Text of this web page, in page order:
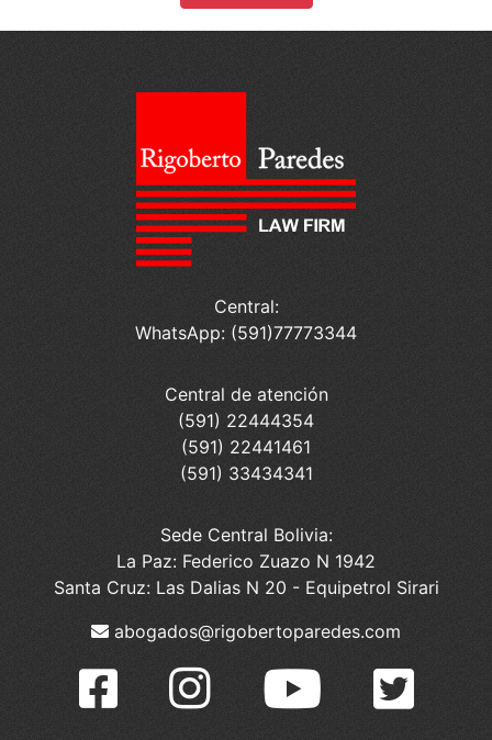
Central:
WhatsApp: (591)77773344
Central de atención
(591) 22444354
(591) 22441461
(591) 33434341
Sede Central Bolivia:
La Paz: Federico Zuazo N 1942
Santa Cruz: Las Dalias N 20 - Equipetrol Sirari
abogados@rigobertoparedes.com